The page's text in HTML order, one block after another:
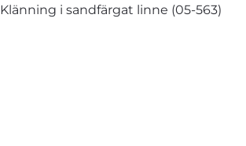
Klänning i sandfärgat linne (05-563)